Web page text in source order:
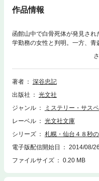
作品情報
函館山中で白骨死体が発見さ
学勤務の女性と判明。一方、
の車中で退職刑事が殺された
かれたメモが。事件の謎を追
犯人像と鉄壁の時刻表トリッ
著者
深谷忠記
出版社
光文社
ジャンル
ミステリー・サス
レーベル
光文社文庫
シリーズ
札幌・仙台４８秒
電子版配信開始日
2014/08/26
ファイルサイズ
0.20 MB